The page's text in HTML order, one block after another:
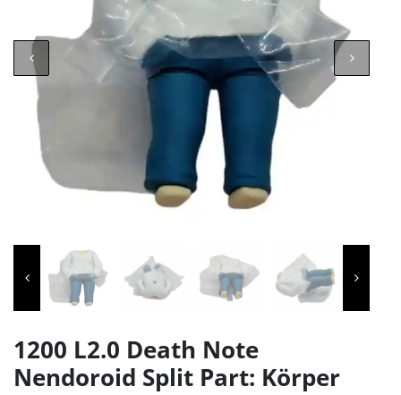
1200 L2.0 Death Note
Nendoroid Split Part: Körper